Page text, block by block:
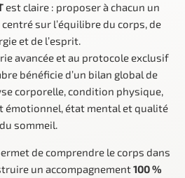
est claire : proposer à chacun un
sur l’équilibre du corps, de
et de l’esprit.
avancée et au protocole exclusif
bénéficie d’un bilan global de
corporelle, condition physique,
émotionnel, état mental et qualité
du sommeil.
de comprendre le corps dans
un accompagnement100 %